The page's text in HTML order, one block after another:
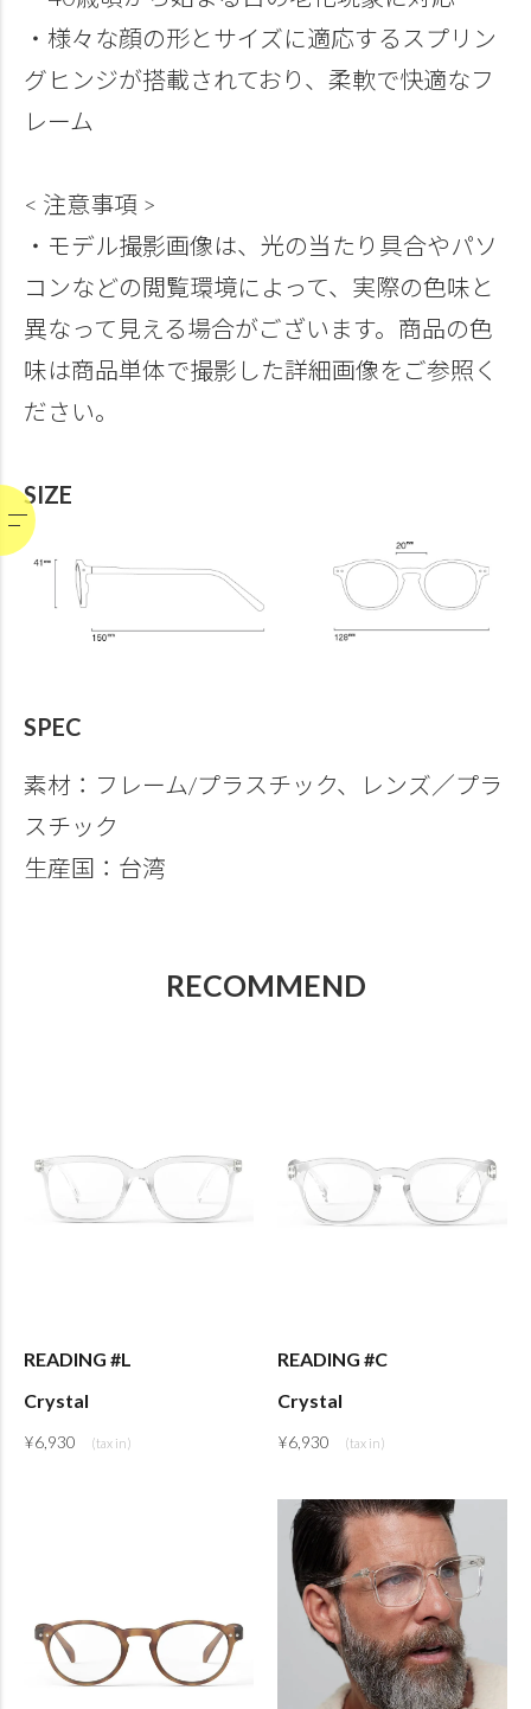
・様々な顔の形とサイズに適応するスプリン
グヒンジが搭載されており、柔軟で快適なフ
レーム
< 注意事項 >
・モデル撮影画像は、光の当たり具合やパソ
コンなどの閲覧環境によって、実際の色味と
異なって見える場合がございます。商品の色
味は商品単体で撮影した詳細画像をご参照く
ださい。
SIZE
SPEC
素材：フレーム/プラスチック、レンズ／プラ
スチック
生産国：台湾
RECOMMEND
READING #L
Crystal
¥6,930
READING #C
Crystal
¥6,930